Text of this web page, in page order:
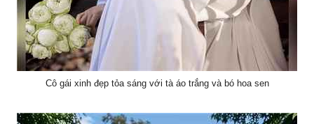
Cô gái xinh đẹp tỏa sáng với tà áo trắng và bó hoa sen